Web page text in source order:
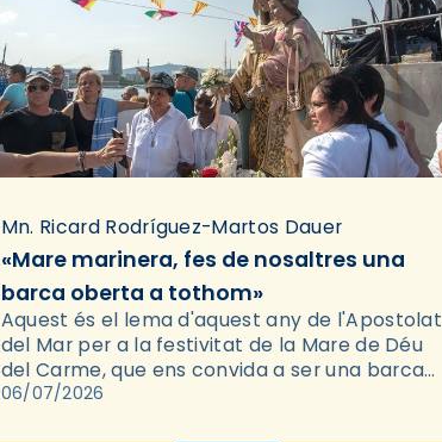
Mn. Ricard Rodríguez-Martos Dauer
«Mare marinera, fes de nosaltres una
barca oberta a tothom»
Aquest és el lema d'aquest any de l'Apostolat
del Mar per a la festivitat de la Mare de Déu
del Carme, que ens convida a ser una barca
oberta i acollidora. Demanar…
06/07/2026